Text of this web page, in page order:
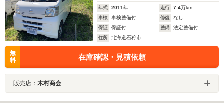
年式 2011年 走行 7.4万km
車検
車検整備付 修復
なし
保証
保証付 整備
法定整備付
住所
北海道石狩市
無
料
在庫確認・見積依頼
販売店： 木村商会